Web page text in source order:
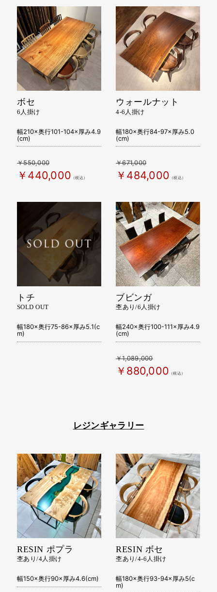
ボセ
6人掛け
幅210×奥行101-104×厚み4.9
(cm)
￥550,000
￥440,000 （税込）
ウォールナット
4-6人掛け
幅180×奥行84-97×厚み5.0
(cm)
￥671,000
￥484,000 （税込）
トチ
SOLD OUT
幅180×奥行75-86×厚み5.1(c
m)
ブビンガ
杢あり/6人掛け
幅240×奥行100-111×厚み4.9
(cm)
￥1,089,000
￥880,000 （税込）
レジンギャラリー
RESIN ポプラ
杢あり/4人掛け
幅150×奥行90×厚み4.6(cm)
RESIN ボセ
杢あり/4-6人掛け
幅180×奥行93-94×厚み5(c
m)